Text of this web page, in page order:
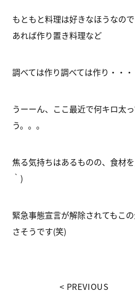
もともと料理は好きなほうなの
あれば作り置き料理など
調べては作り調べては作り・・・
うーーん、ここ最近で何キロ太
う。。。
焦る気持ちはあるものの、食材
｀)
緊急事態宣言が解除されてもこ
さそうです(笑)
PREVIOUS